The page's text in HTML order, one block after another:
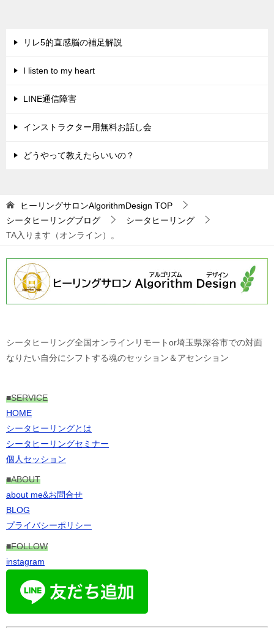
ビ
シ
リレ5的直感脳の補足解説
I listen to my heart
LINE通信障害
インストラクター用無料お話し会
どうやって教えたらいいの？
ヒーリングサロンAlgorithmDesign TOP
シータヒーリングブログ
シータヒーリング
TA入ります（オンライン）。
シータヒーリング全国オンラインリモートor埼玉県深谷市での対面
なりたい自分にシフトする魂のセッション＆アセンション
■SERVICE
HOME
シータヒーリングとは
シータヒーリングセミナー
個人セッション
■ABOUT
about me&お問合せ
BLOG
プライバシーポリシー
■FOLLOW
instagram